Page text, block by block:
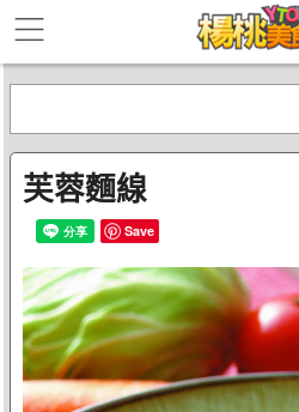
芙蓉麵線
Save